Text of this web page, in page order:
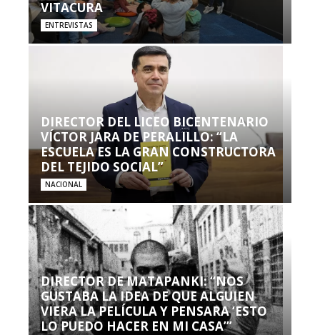
VITACURA
ENTREVISTAS
DIRECTOR DEL LICEO BICENTENARIO
VÍCTOR JARA DE PERALILLO: “LA
ESCUELA ES LA GRAN CONSTRUCTORA
DEL TEJIDO SOCIAL”
NACIONAL
DIRECTOR DE MATAPANKI: “NOS
GUSTABA LA IDEA DE QUE ALGUIEN
VIERA LA PELÍCULA Y PENSARA ‘ESTO
LO PUEDO HACER EN MI CASA’”